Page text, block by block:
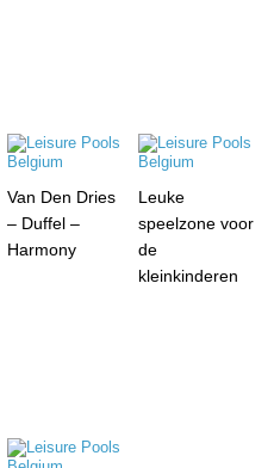
Van Den Dries
– Duffel –
Harmony
Leuke
speelzone voor
de
kleinkinderen